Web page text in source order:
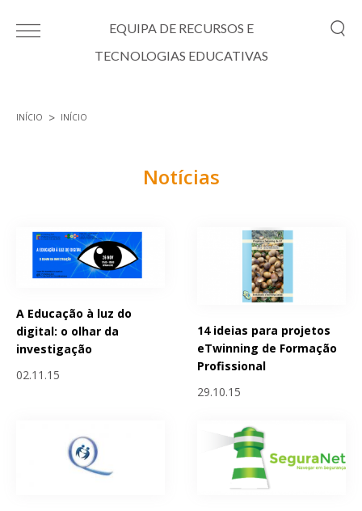
EQUIPA DE RECURSOS E
TECNOLOGIAS EDUCATIVAS
INÍCIO INÍCIO
Notícias
A Educação à luz do
digital: o olhar da
investigação
02.11.15
14 ideias para projetos
eTwinning de Formação
Profissional
29.10.15
Páginas